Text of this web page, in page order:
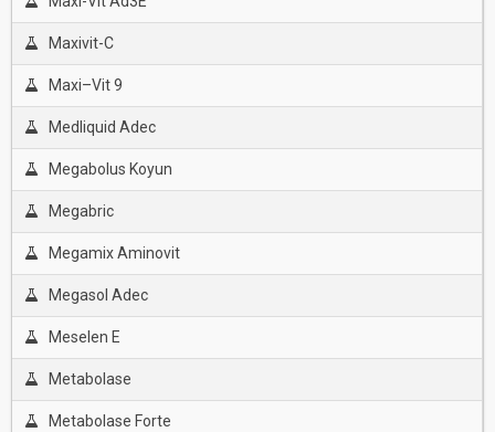
Maxivit-C
Maxi–Vit 9
Medliquid Adec
Megabolus Koyun
Megabric
Megamix Aminovit
Megasol Adec
Meselen E
Metabolase
Metabolase Forte